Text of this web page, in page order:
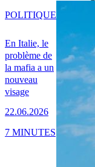
En Italie, le
problème de
la mafia a un
nouveau
visage
22.06.2026
POLITIQUE
7 MINUTES